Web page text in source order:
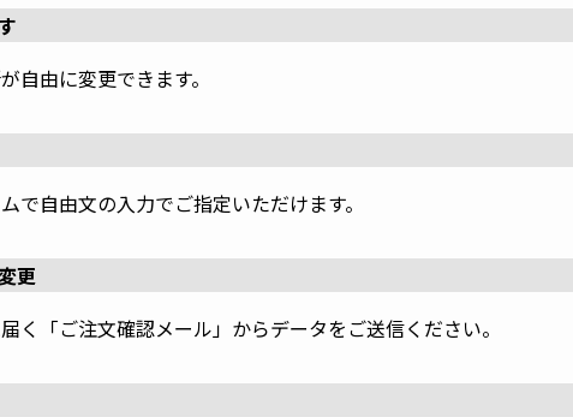
自由に変更できます。
で自由文の入力でご指定いただけます。
更
く「ご注文確認メール」からデータをご送信ください。